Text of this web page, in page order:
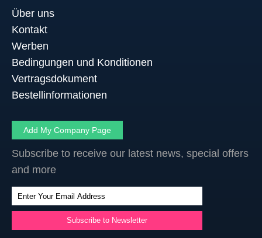
Über uns
Kontakt
Werben
Bedingungen und Konditionen
Vertragsdokument
Bestellinformationen
Add My Company Page
Subscribe to receive our latest news, special offers
and more